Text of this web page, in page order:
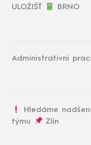
ULOŽIŠŤ
BRNO
Administrativní
Hledáme
týmu
Zlín